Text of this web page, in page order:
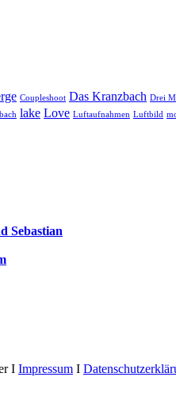
Coupleshoot Das Kranzbach Drei
lake Love Luftaufnahmen Luftbild
Sebastian
I Impressum I